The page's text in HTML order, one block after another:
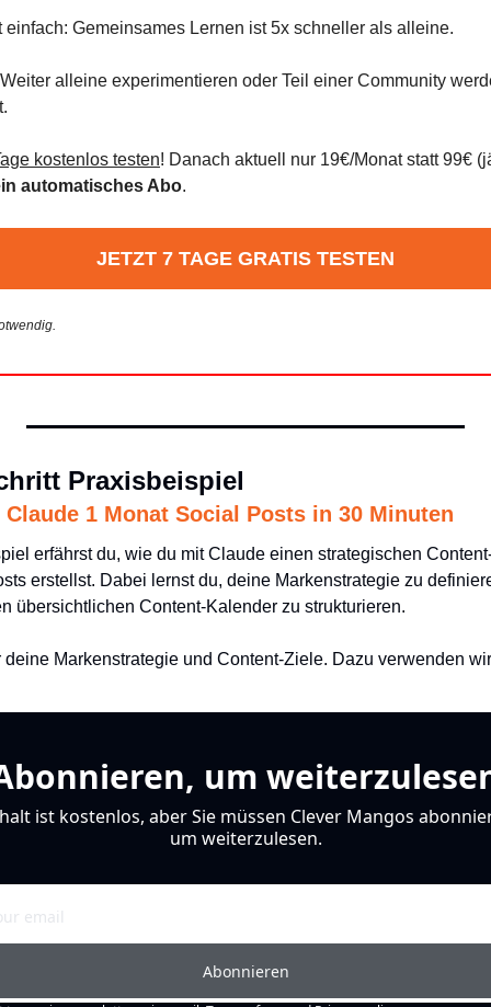
einfach: Gemeinsames Lernen ist 5x schneller als alleine.
alleine experimentieren oder Teil einer Community
kostenlos testen! Danach aktuell nur 19€/Monat statt 99€
automatisches Abo.
JETZT 7 TAGE GRATIS TESTEN
Praxisbeispiel
1 Monat Social Posts in 30 Minuten
erfährst du, wie du mit Claude einen strategischen
erstellst. Dabei lernst du, deine Markenstrategie zu
übersichtlichen Content-Kalender zu strukturieren.
Markenstrategie und Content-Ziele. Dazu verwenden
um
ist kostenlos, aber Sie müssen Clever Mangos
um weiterzulesen.
Abonnieren